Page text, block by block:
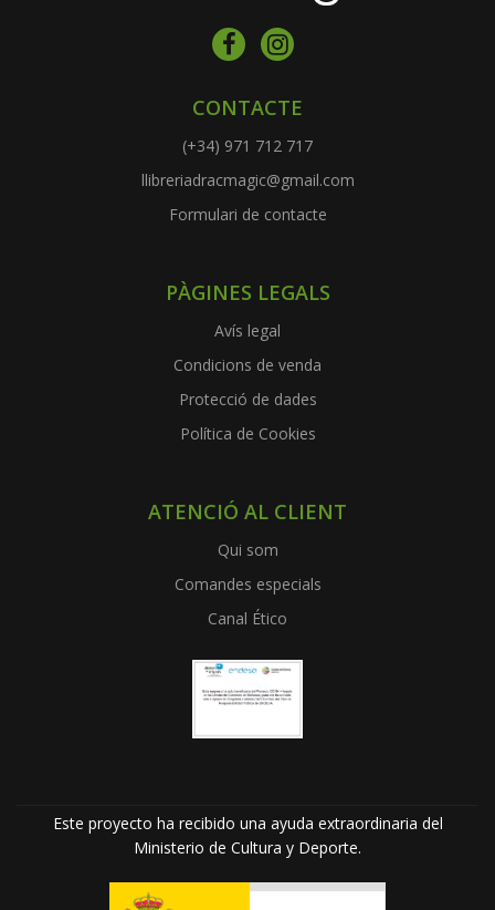
CONTACTE
(+34) 971 712 717
llibreriadracmagic@gmail.com
Formulari de contacte
PÀGINES LEGALS
Avís legal
Condicions de venda
Protecció de dades
Política de Cookies
ATENCIÓ AL CLIENT
Qui som
Comandes especials
Canal Ético
Este proyecto ha recibido una ayuda extraordinaria del
Ministerio de Cultura y Deporte.